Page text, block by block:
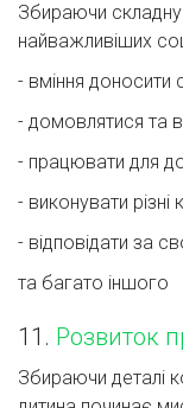
Збираючи
найважливіших
- вміння доносити
- домовлятися та
- працювати для
- виконувати різні
- відповідати за
та багато іншого
11. Розвиток
Збираючи деталі